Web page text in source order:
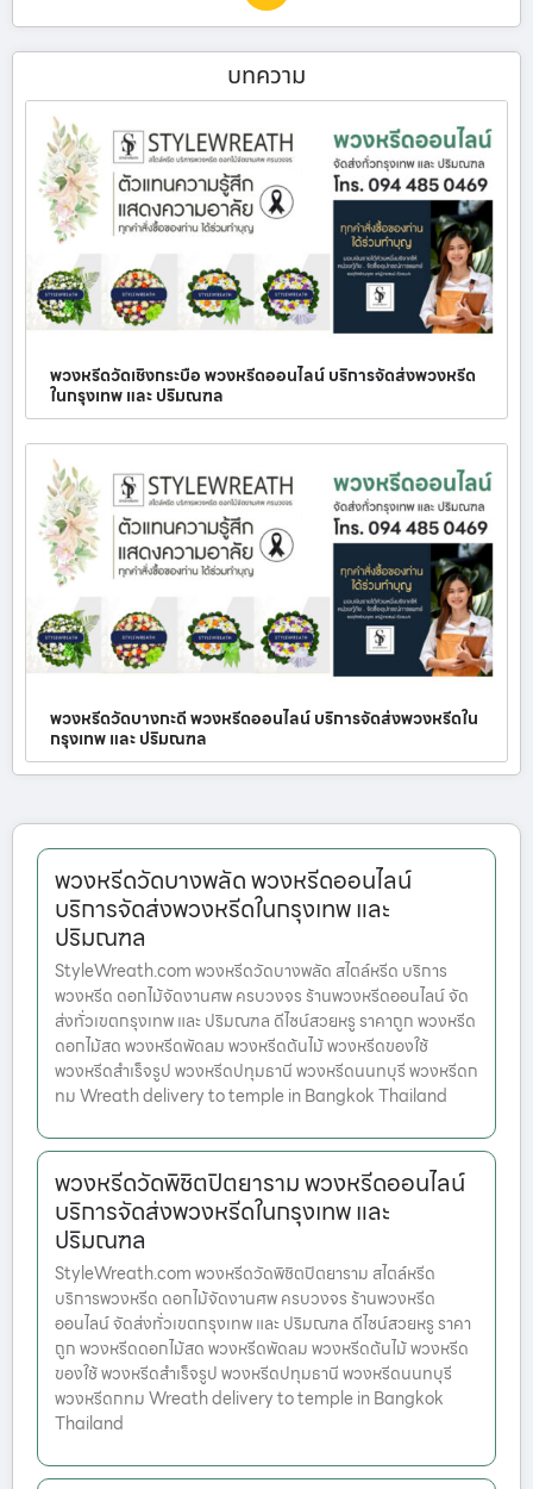
บทความ
พวงหรีดวัดเชิงกระบือ พวงหรีดออนไลน์ บริการจัดส่งพวงหรีด
ในกรุงเทพ และ ปริมณฑล
พวงหรีดวัดบางกะดี พวงหรีดออนไลน์ บริการจัดส่งพวงหรีดใน
กรุงเทพ และ ปริมณฑล
พวงหรีดวัดบางพลัด พวงหรีดออนไลน์
บริการจัดส่งพวงหรีดในกรุงเทพ และ
ปริมณฑล
StyleWreath.com พวงหรีดวัดบางพลัด สไตล์หรีด บริการ
พวงหรีด ดอกไม้จัดงานศพ ครบวงจร ร้านพวงหรีดออนไลน์ จัด
ส่งทั่วเขตกรุงเทพ และ ปริมณฑล ดีไซน์สวยหรู ราคาถูก พวงหรีด
ดอกไม้สด พวงหรีดพัดลม พวงหรีดต้นไม้ พวงหรีดของใช้
พวงหรีดสำเร็จรูป พวงหรีดปทุมธานี พวงหรีดนนทบุรี พวงหรีดก
ทม Wreath delivery to temple in Bangkok Thailand
พวงหรีดวัดพิชิตปิตยาราม พวงหรีดออนไลน์
บริการจัดส่งพวงหรีดในกรุงเทพ และ
ปริมณฑล
StyleWreath.com พวงหรีดวัดพิชิตปิตยาราม สไตล์หรีด
บริการพวงหรีด ดอกไม้จัดงานศพ ครบวงจร ร้านพวงหรีด
ออนไลน์ จัดส่งทั่วเขตกรุงเทพ และ ปริมณฑล ดีไซน์สวยหรู ราคา
ถูก พวงหรีดดอกไม้สด พวงหรีดพัดลม พวงหรีดต้นไม้ พวงหรีด
ของใช้ พวงหรีดสำเร็จรูป พวงหรีดปทุมธานี พวงหรีดนนทบุรี
พวงหรีดกทม Wreath delivery to temple in Bangkok
Thailand